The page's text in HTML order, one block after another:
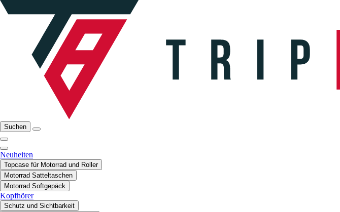
Suchen
Neuheiten
Topcase für Motorrad und Roller
Motorrad Satteltaschen
Motorrad Softgepäck
Kopfhörer
Schutz und Sichtbarkeit